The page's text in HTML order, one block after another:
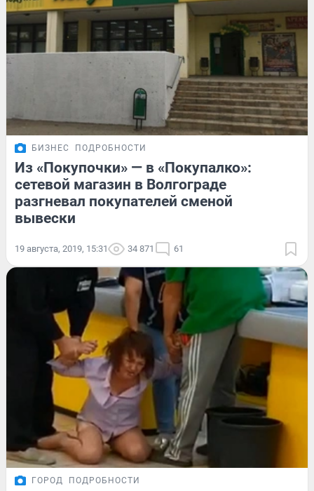
БИЗНЕС ПОДРОБНОСТИ
Из «Покупочки» — в «Покупалко»:
сетевой магазин в Волгограде
разгневал покупателей сменой
вывески
19 августа, 2019, 15:31 34 871 61
ГОРОД ПОДРОБНОСТИ